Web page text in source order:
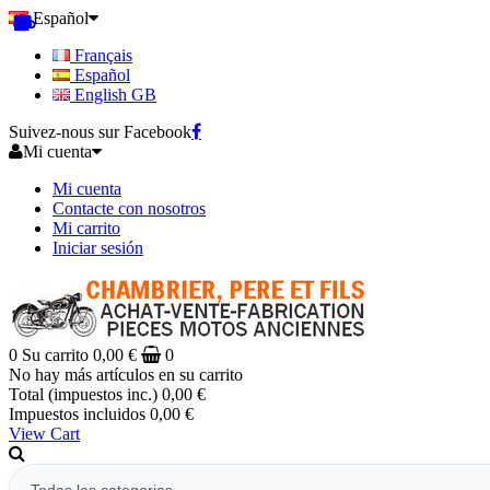
Español
Français
Español
English GB
Suivez-nous sur Facebook
Mi cuenta
Mi cuenta
Contacte con nosotros
Mi carrito
Iniciar sesión
0 Su carrito 0,00 €
0
No hay más artículos en su carrito
Total (impuestos inc.) 0,00 €
Impuestos incluidos 0,00 €
View Cart